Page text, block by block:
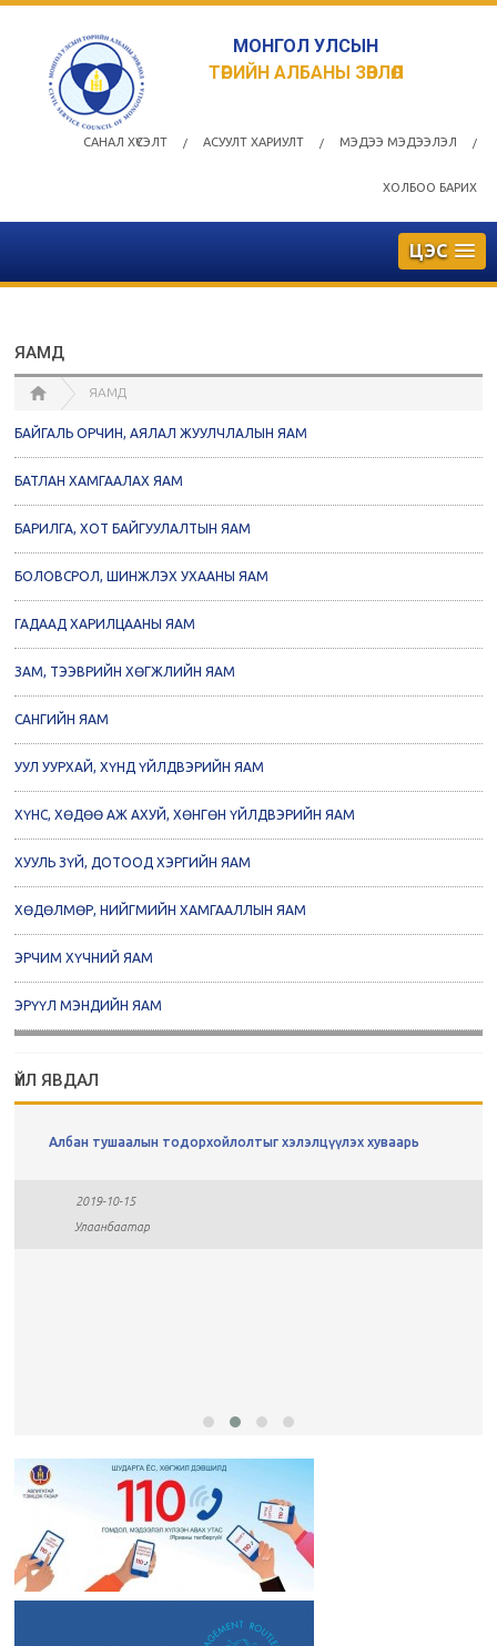
МОНГОЛ УЛСЫН
ТӨРИЙН АЛБАНЫ ЗӨВЛӨЛ
САНАЛ ХҮСЭЛТ / АСУУЛТ ХАРИУЛТ / МЭДЭЭ МЭДЭЭЛЭЛ /
ХОЛБОО БАРИХ
ЦЭС
ЯАМД
ЯАМД
БАЙГАЛЬ ОРЧИН, АЯЛАЛ ЖУУЛЧЛАЛЫН ЯАМ
БАТЛАН ХАМГААЛАХ ЯАМ
БАРИЛГА, ХОТ БАЙГУУЛАЛТЫН ЯАМ
БОЛОВСРОЛ, ШИНЖЛЭХ УХААНЫ ЯАМ
ГАДААД ХАРИЛЦААНЫ ЯАМ
ЗАМ, ТЭЭВРИЙН ХӨГЖЛИЙН ЯАМ
САНГИЙН ЯАМ
УУЛ УУРХАЙ, ХҮНД ҮЙЛДВЭРИЙН ЯАМ
ХҮНС, ХӨДӨӨ АЖ АХУЙ, ХӨНГӨН ҮЙЛДВЭРИЙН ЯАМ
ХУУЛЬ ЗҮЙ, ДОТООД ХЭРГИЙН ЯАМ
ХӨДӨЛМӨР, НИЙГМИЙН ХАМГААЛЛЫН ЯАМ
ЭРЧИМ ХҮЧНИЙ ЯАМ
ЭРҮҮЛ МЭНДИЙН ЯАМ
ҮЙЛ ЯВДАЛ
Албан тушаалын тодорхойлолтыг хэлэлцүүлэх хуваарь
2019-10-15
Улаанбаатар